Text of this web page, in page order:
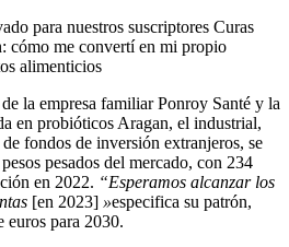
para nuestros suscriptores Curas
cómo me convertí en mi propio
alimenticios
la empresa familiar Ponroy Santé y la
en probióticos Aragan, el industrial,
fondos de inversión extranjeros, se
pesados ​​del mercado, con 234
en 2022. “Esperamos alcanzar los
[en 2023] »especifica su patrón,
euros para 2030.